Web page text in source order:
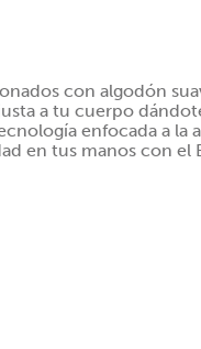
con algodón
a tu cuerpo
enfocada a
en tus manos con